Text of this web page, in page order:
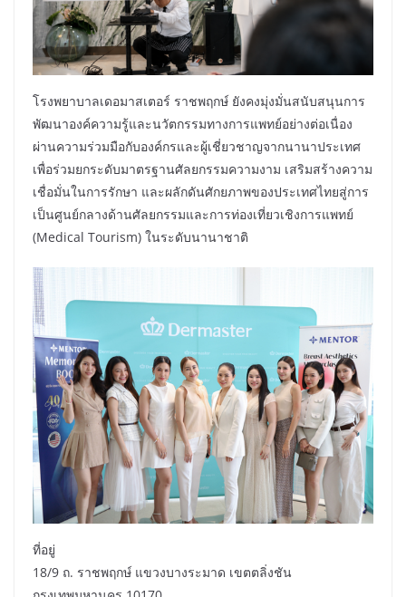
โรงพยาบาลเดอมาสเตอร์ ราชพฤกษ์ ยังคงมุ่งมั่นสนับสนุนการ
พัฒนาองค์ความรู้และนวัตกรรมทางการแพทย์อย่างต่อเนื่อง
ผ่านความร่วมมือกับองค์กรและผู้เชี่ยวชาญจากนานาประเทศ
เพื่อร่วมยกระดับมาตรฐานศัลยกรรมความงาม เสริมสร้างความ
เชื่อมั่นในการรักษา และผลักดันศักยภาพของประเทศไทยสู่การ
เป็นศูนย์กลางด้านศัลยกรรมและการท่องเที่ยวเชิงการแพทย์
(Medical Tourism) ในระดับนานาชาติ
ที่อยู่
18/9 ถ. ราชพฤกษ์ แขวงบางระมาด เขตตลิ่งชัน